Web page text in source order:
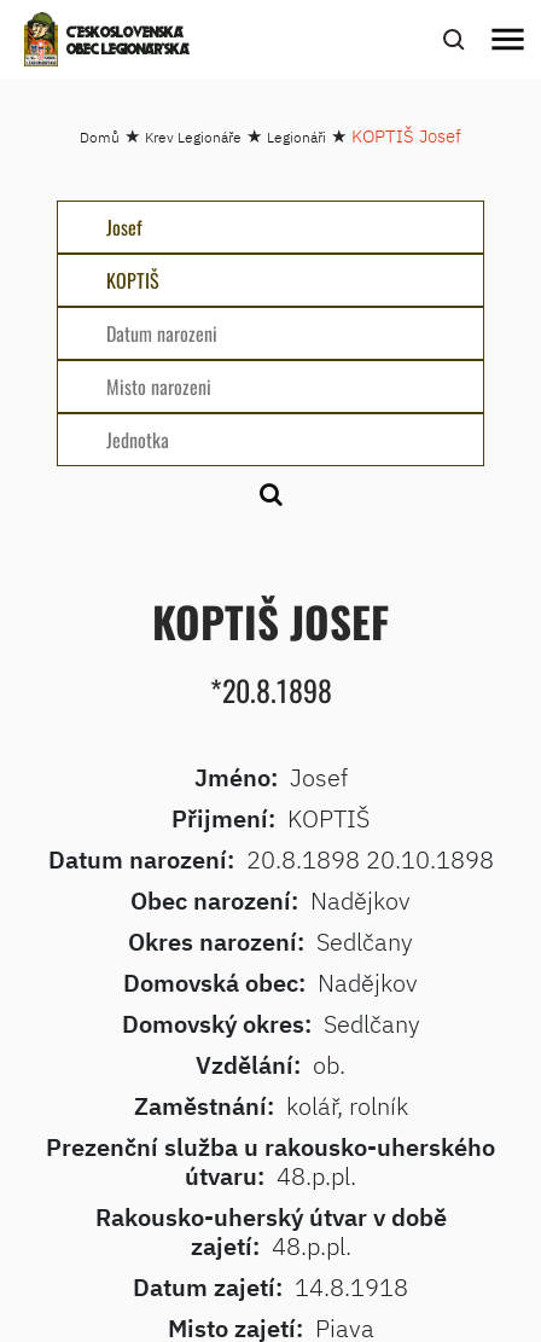
ČESKOSLOVENSKÁ
OBEC LEGIONÁŘSKÁ
menu
Domů ★ Krev Legionáře ★ Legionáři ★ KOPTIŠ Josef
KOPTIŠ JOSEF
*20.8.1898
Jméno: Josef
Přijmení: KOPTIŠ
Datum narození: 20.8.1898 20.10.1898
Obec narození: Nadějkov
Okres narození: Sedlčany
Domovská obec: Nadějkov
Domovský okres: Sedlčany
Vzdělání: ob.
Zaměstnání: kolář, rolník
Prezenční služba u rakousko-uherského
útvaru: 48.p.pl.
Rakousko-uherský útvar v době
zajetí: 48.p.pl.
Datum zajetí: 14.8.1918
Misto zajetí: Piava